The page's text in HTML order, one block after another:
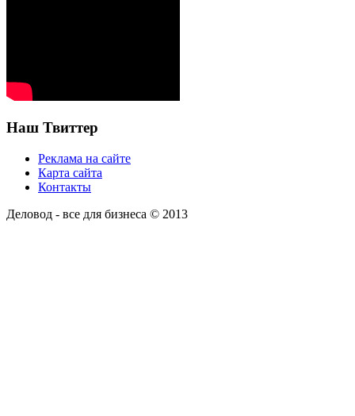
Наш Твиттер
Реклама на сайте
Карта сайта
Контакты
Деловод - все для бизнеса © 2013